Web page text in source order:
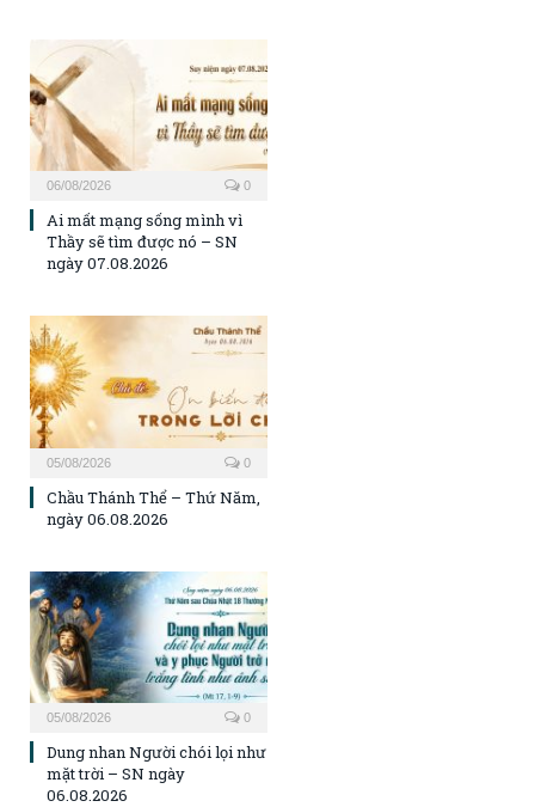
06/08/2026 0
Ai mất mạng sống mình vì
Thầy sẽ tìm được nó – SN
ngày 07.08.2026
05/08/2026 0
Chầu Thánh Thể – Thứ Năm,
ngày 06.08.2026
05/08/2026 0
Dung nhan Người chói lọi như
mặt trời – SN ngày
06.08.2026